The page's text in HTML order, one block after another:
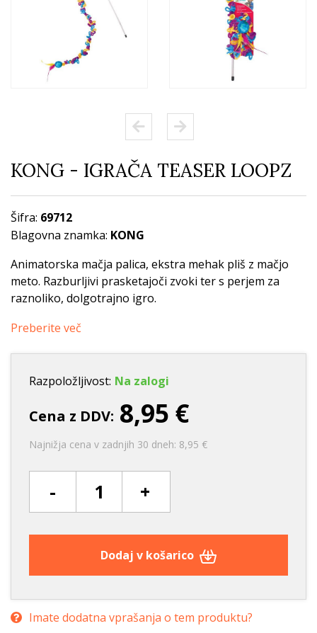
KONG - IGRAČA TEASER LOOPZ
Šifra: 69712
Blagovna znamka: KONG
Animatorska mačja palica, ekstra mehak pliš z mačjo
meto. Razburljivi prasketajoči zvoki ter s perjem za
raznoliko, dolgotrajno igro.
Preberite več
Razpoložljivost: Na zalogi
Cena z DDV: 8,95 €
Najnižja cena v zadnjih 30 dneh: 8,95 €
- +
Dodaj v košarico
Imate dodatna vprašanja o tem produktu?